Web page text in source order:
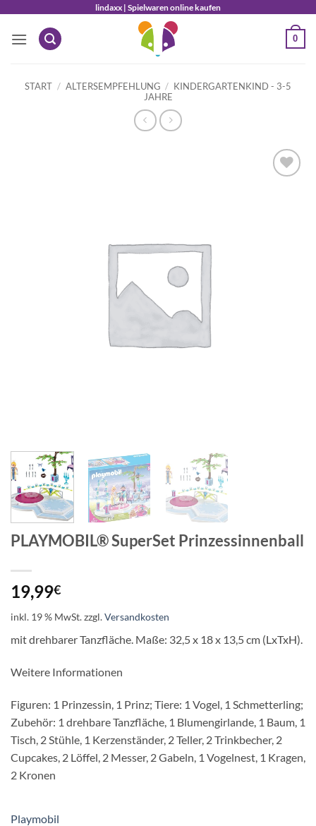
springen
lindaxx | Spielwaren online kaufen
0
START / ALTERSEMPFEHLUNG / KINDERGARTENKIND - 3-5
JAHRE
PLAYMOBIL® SuperSet Prinzessinnenball
19,99€
inkl. 19 % MwSt.zzgl.Versandkosten
mit drehbarer Tanzfläche. Maße: 32,5 x 18 x 13,5 cm (LxTxH).
Weitere Informationen
Figuren: 1 Prinzessin, 1 Prinz; Tiere: 1 Vogel, 1 Schmetterling;
Zubehör: 1 drehbare Tanzfläche, 1 Blumengirlande, 1 Baum, 1
Tisch, 2 Stühle, 1 Kerzenständer, 2 Teller, 2 Trinkbecher, 2
Cupcakes, 2 Löffel, 2 Messer, 2 Gabeln, 1 Vogelnest, 1 Kragen,
2 Kronen
Playmobil